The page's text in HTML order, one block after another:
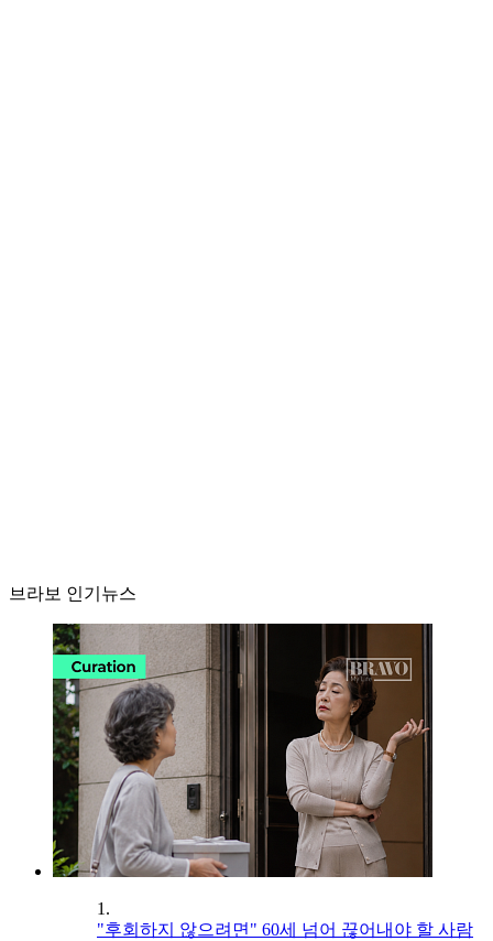
브라보 인기뉴스
1.
"후회하지 않으려면" 60세 넘어 끊어내야 할 사람